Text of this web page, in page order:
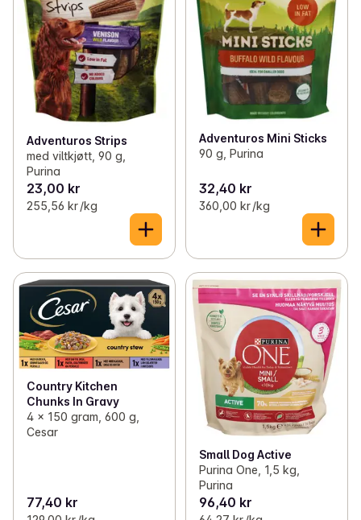
Adventuros Strips
med viltkjøtt, 90 g,
Purina
23,00 kr
255,56 kr /kg
Adventuros Mini Sticks
90 g, Purina
32,40 kr
360,00 kr /kg
Country Kitchen
Chunks In Gravy
4 x 150 gram, 600 g,
Cesar
77,40 kr
Small Dog Active
Purina One, 1,5 kg,
Purina
96,40 kr